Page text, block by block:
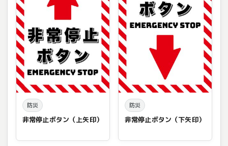
防災
非常停止ボタン（上矢印）
防災
非常停止ボタン（下矢印）